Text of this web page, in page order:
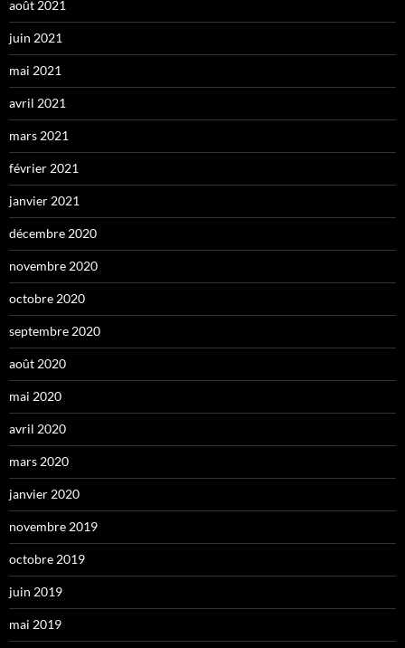
août 2021
juin 2021
mai 2021
avril 2021
mars 2021
février 2021
janvier 2021
décembre 2020
novembre 2020
octobre 2020
septembre 2020
août 2020
mai 2020
avril 2020
mars 2020
janvier 2020
novembre 2019
octobre 2019
juin 2019
mai 2019